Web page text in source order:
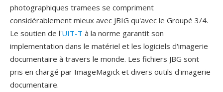
photographiques tramees se compriment
considérablement mieux avec JBIG qu'avec le Groupé 3/4.
Le soutien de l'UIT-T à la norme garantit son
implementation dans le matériel et les logiciels d'imagerie
documentaire à travers le monde. Les fichiers JBG sont
pris en chargé par ImageMagick et divers outils d'imagerie
documentaire.